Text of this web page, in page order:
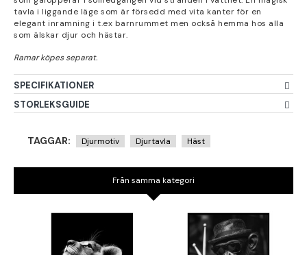
tavla i liggande läge som är försedd med vita kanter för en
elegant inramning i t.ex barnrummet men också hemma hos alla
som älskar djur och hästar.
SPECIFIKATIONER
STORLEKSGUIDE
TAGGAR: Djurmotiv Djurtavla Häst
Från samma kategori